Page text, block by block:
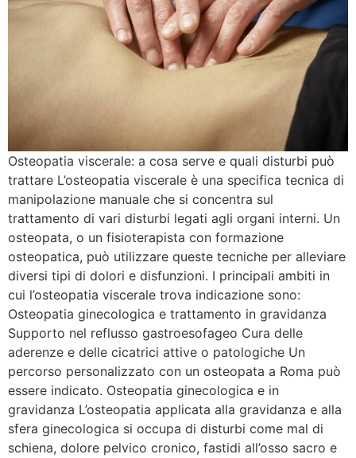
Osteopatia viscerale: a cosa serve e quali disturbi può
trattare L’osteopatia viscerale è una specifica tecnica di
manipolazione manuale che si concentra sul
trattamento di vari disturbi legati agli organi interni. Un
osteopata, o un fisioterapista con formazione
osteopatica, può utilizzare queste tecniche per alleviare
diversi tipi di dolori e disfunzioni. I principali ambiti in
cui l’osteopatia viscerale trova indicazione sono:
Osteopatia ginecologica e trattamento in gravidanza
Supporto nel reflusso gastroesofageo Cura delle
aderenze e delle cicatrici attive o patologiche Un
percorso personalizzato con un osteopata a Roma può
essere indicato. Osteopatia ginecologica e in
gravidanza L’osteopatia applicata alla gravidanza e alla
sfera ginecologica si occupa di disturbi come mal di
schiena, dolore pelvico cronico, fastidi all’osso sacro e